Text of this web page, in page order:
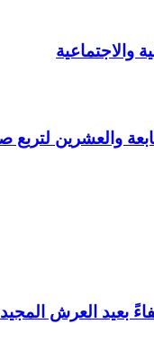
والاجتماعية
والعشرين
بعيد العرش المجيد